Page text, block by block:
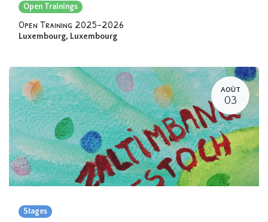
Open Trainings
Open Training 2025-2026
Luxembourg, Luxembourg
AOÛT
03
Stages